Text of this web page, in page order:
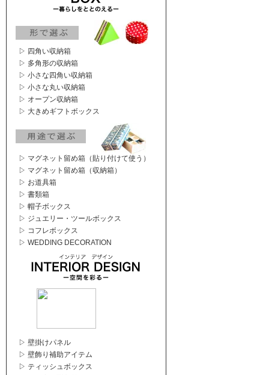
▷ 四角い収納箱
▷ 多角形の収納箱
▷ 小さな四角い収納箱
▷ 小さな丸い収納箱
▷ オープン収納箱
▷ 大きめギフトボックス
▷ マグネット留め箱（貼り付けて使う）
▷ マグネット留め箱（収納箱）
▷ お道具箱
▷ 書類箱
▷ 帽子ボックス
▷ ジュエリー・ツールボックス
▷ コフレボックス
▷ WEDDING DECORATION
▷ 壁掛けパネル
▷ 壁飾り補助アイテム
▷ ティッシュボックス